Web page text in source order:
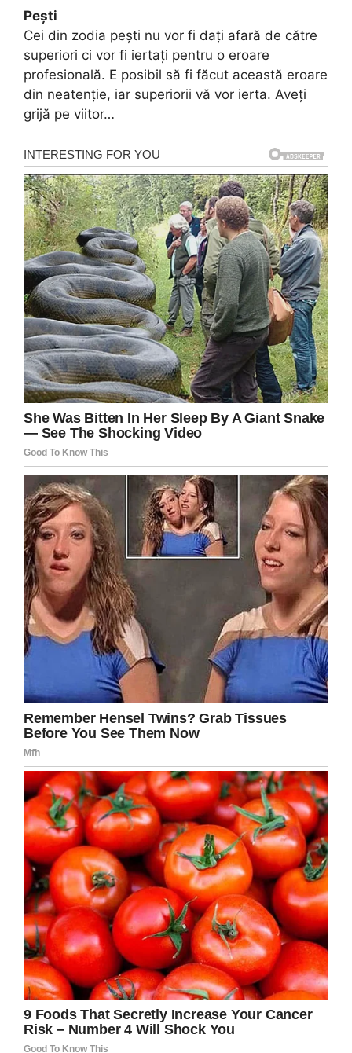
Pești
Cei din zodia pești nu vor fi dați afară de către
superiori ci vor fi iertați pentru o eroare
profesională. E posibil să fi făcut această eroare
din neatenție, iar superiorii vă vor ierta. Aveți
grijă pe viitor…